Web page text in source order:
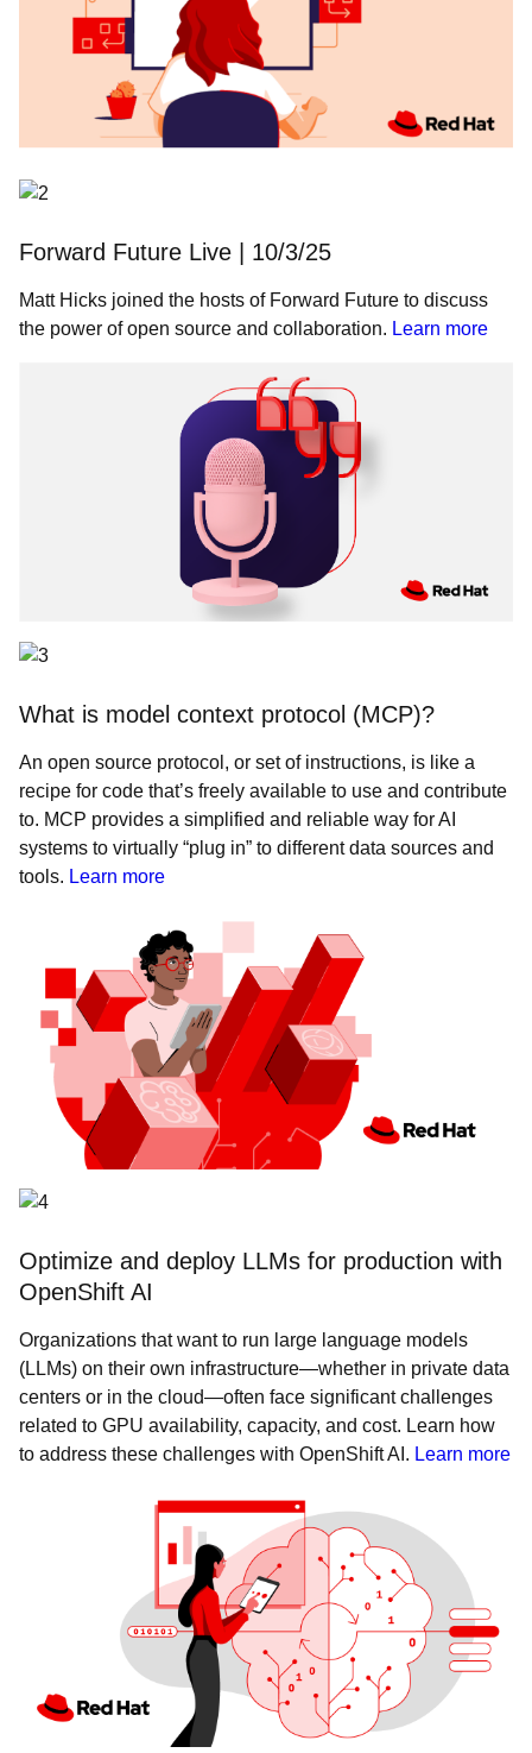
Forward Future Live | 10/3/25
Matt Hicks joined the hosts of Forward Future to discuss
the power of open source and collaboration. Learn more
What is model context protocol (MCP)?
An open source protocol, or set of instructions, is like a
recipe for code that’s freely available to use and contribute
to. MCP provides a simplified and reliable way for AI
systems to virtually “plug in” to different data sources and
tools. Learn more
Optimize and deploy LLMs for production with
OpenShift AI
Organizations that want to run large language models
(LLMs) on their own infrastructure—whether in private data
centers or in the cloud—often face significant challenges
related to GPU availability, capacity, and cost. Learn how
to address these challenges with OpenShift AI. Learn more